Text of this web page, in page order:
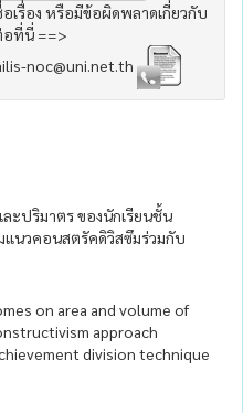
เรื่อง หรือมีข้อผิดพลาดเกี่ยวกับ
อที่นี่ ==>
noc@uni.net.th
ะปริมาตร ของนักเรียนชั้น
แนวคอนสตรัคดิวิสซึมร่วมกับ
on area and volume of
approach
division technique